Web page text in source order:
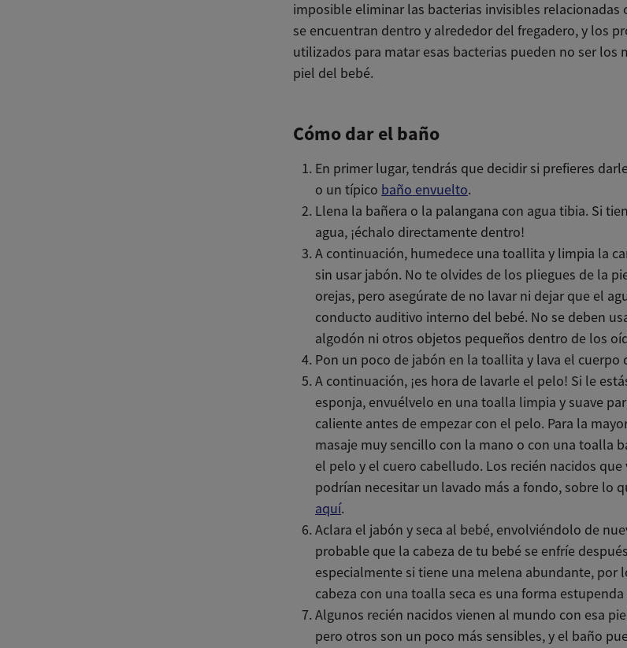
imposible eliminar las bacterias invisibles relacionadas
se encuentran dentro y alrededor del fregadero, y los
utilizados para matar esas bacterias pueden no ser los
piel del bebé.
Cómo dar el baño
En primer lugar, tendrás que decidir si prefieres
o un típico baño envuelto.
Llena la bañera o la palangana con agua tibia. Si
agua, ¡échalo directamente dentro!
A continuación, humedece una toallita y limpia la
sin usar jabón. No te olvides de los pliegues de la
orejas, pero asegúrate de no lavar ni dejar que el
conducto auditivo interno del bebé. No se deben
algodón ni otros objetos pequeños dentro de los
Pon un poco de jabón en la toallita y lava el cuerpo
A continuación, ¡es hora de lavarle el pelo! Si le
esponja, envuélvelo en una toalla limpia y suave
caliente antes de empezar con el pelo. Para la
masaje muy sencillo con la mano o con una toalla
el pelo y el cuero cabelludo. Los recién nacidos
podrían necesitar un lavado más a fondo, sobre lo
aquí.
Aclara el jabón y seca al bebé, envolviéndolo de
probable que la cabeza de tu bebé se enfríe
especialmente si tiene una melena abundante, por
cabeza con una toalla seca es una forma
Algunos recién nacidos vienen al mundo con esa
pero otros son un poco más sensibles, y el baño